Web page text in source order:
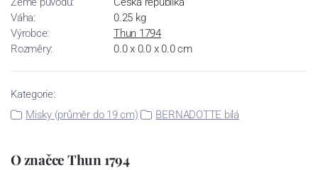
Váha:
0.25 kg
Výrobce:
Thun 1794
Rozměry:
0.0 x 0.0 x 0.0 cm
Kategorie:
Misky (průměr do 19 cm)
BERNADOTTE bílá
O značce Thun 1794